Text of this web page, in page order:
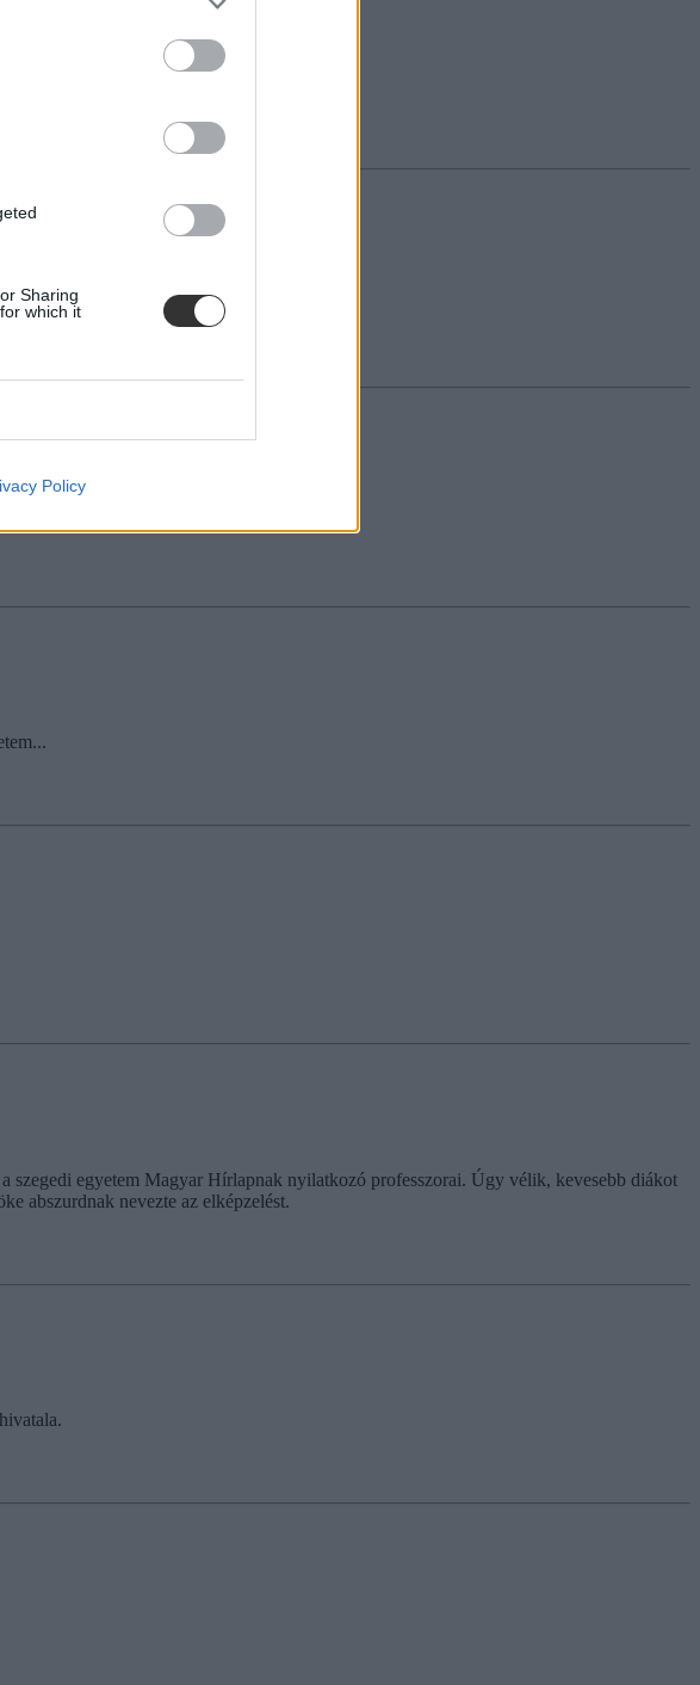
Sharing
which it
Policy
szegedi egyetem Magyar Hírlapnak nyilatkozó professzorai. Úgy vélik, kevesebb diákot
abszurdnak nevezte az elképzelést.